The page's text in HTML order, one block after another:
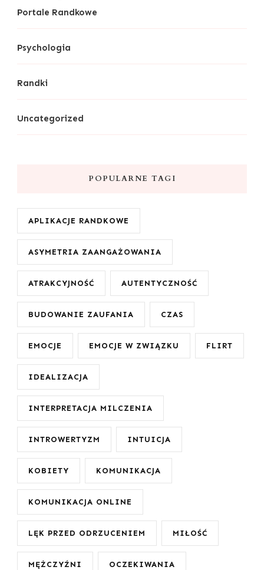
Portale Randkowe
Psychologia
Randki
Uncategorized
POPULARNE TAGI
APLIKACJE RANDKOWE
ASYMETRIA ZAANGAŻOWANIA
ATRAKCYJNOŚĆ AUTENTYCZNOŚĆ
BUDOWANIE ZAUFANIA CZAS
EMOCJE EMOCJE W ZWIĄZKU FLIRT
IDEALIZACJA
INTERPRETACJA MILCZENIA
INTROWERTYZM INTUICJA
KOBIETY KOMUNIKACJA
KOMUNIKACJA ONLINE
LĘK PRZED ODRZUCENIEM MIŁOŚĆ
MĘŻCZYŹNI OCZEKIWANIA